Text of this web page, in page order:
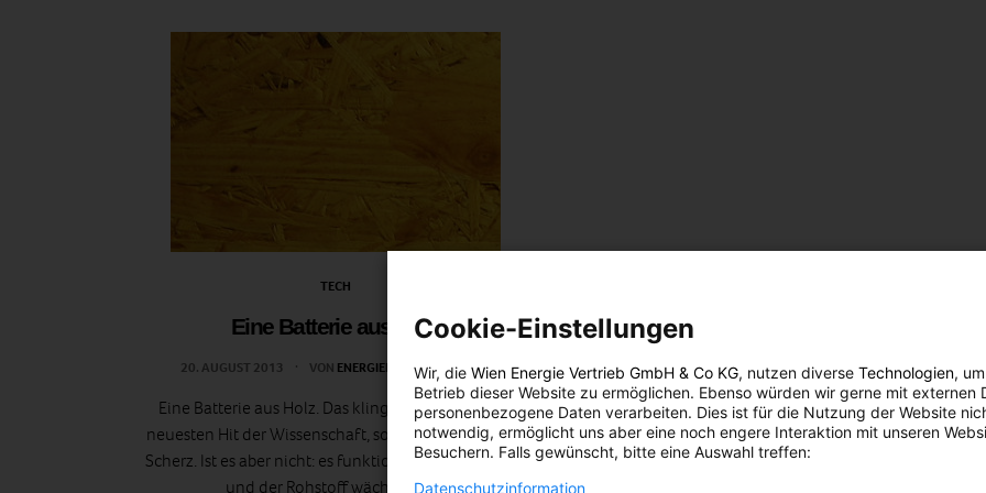
TECH
Eine Batterie aus Holz
20. AUGUST 2013 VON ENERGIELEBEN REDAKTION
Eine Batterie aus Holz. Das klingt nicht nach dem
neuesten Hit der Wissenschaft, sondern eher wie ein
Scherz. Ist es aber nicht: es funktioniert, es ist leistbar,
und der Rohstoff wächst nach.
Cookie-Einstellungen
Wir, die Wien Energie Vertrieb GmbH & Co KG, nutzen diverse Technologien,
Betrieb dieser Website zu ermöglichen. Ebenso würden wir gerne mit externen
personenbezogene Daten verarbeiten. Dies ist für die Nutzung der Website
notwendig, ermöglicht uns aber eine noch engere Interaktion mit unseren
Besuchern. Falls gewünscht, bitte eine Auswahl treffen:
Datenschutzinformation